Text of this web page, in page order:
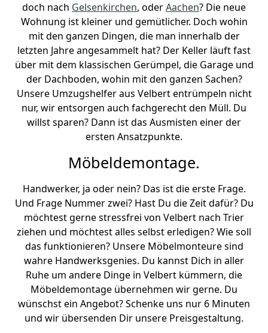
doch nach Gelsenkirchen, oderAachen? Die neue
Wohnung ist kleiner und gemütlicher. Doch wohin
mit den ganzen Dingen, die man innerhalb der
letzten Jahre angesammelt hat? Der Keller läuft fast
über mit dem klassischen Gerümpel, die Garage und
der Dachboden, wohin mit den ganzen Sachen?
Unsere Umzugshelfer aus Velbert entrümpeln nicht
nur, wir entsorgen auch fachgerecht den Müll. Du
willst sparen? Dann ist das Ausmisten einer der
ersten Ansatzpunkte.
Möbeldemontage.
Handwerker, ja oder nein? Das ist die erste Frage.
Und Frage Nummer zwei? Hast Du die Zeit dafür? Du
möchtest gerne stressfrei von Velbert nach Trier
ziehen und möchtest alles selbst erledigen? Wie soll
das funktionieren? Unsere Möbelmonteure sind
wahre Handwerksgenies. Du kannst Dich in aller
Ruhe um andere Dinge in Velbert kümmern, die
Möbeldemontage übernehmen wir gerne. Du
wünschst ein Angebot? Schenke uns nur 6 Minuten
und wir übersenden Dir unsere Preisgestaltung.